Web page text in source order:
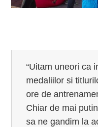
“Uitam uneori ca
medaliilor si
ore de
Chiar de mai
sa ne gandim la